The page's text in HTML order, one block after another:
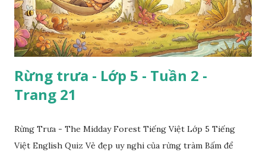
Rừng trưa - Lớp 5 - Tuần 2 -
Trang 21
Rừng Trưa - The Midday Forest Tiếng Việt Lớp 5 Tiếng
Việt English Quiz Vẻ đẹp uy nghi của rừng tràm Bấm để